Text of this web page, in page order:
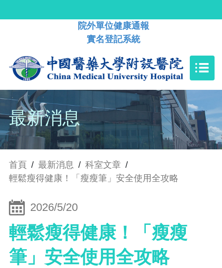
院外單位健康通報
實名登記系統
最新消息
首頁 / 最新消息 / 科室文章 /
輕鬆瘦得健康！「瘦瘦筆」安全使用全攻略
2026/5/20
輕鬆瘦得健康！「瘦瘦
筆」安全使用全攻略